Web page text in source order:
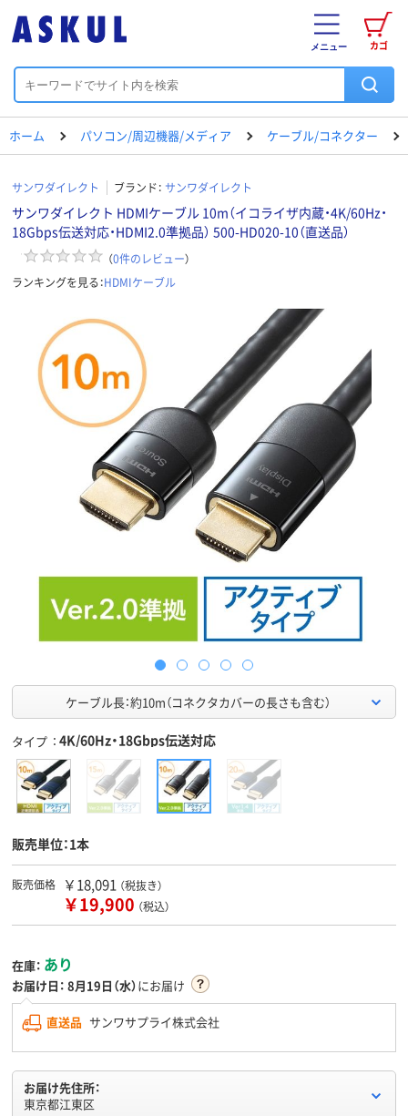
カゴ
メニュー
ホーム パソコン/周辺機器/メディア ケーブル/コネクター
サンワダイレクト ブランド： サンワダイレクト
サンワダイレクト HDMIケーブル 10m（イコライザ内蔵・4K/60Hz・
18Gbps伝送対応・HDMI2.0準拠品） 500-HD020-10（直送品）
（0件のレビュー）
ランキングを見る：HDMIケーブル
ケーブル長：約10m（コネクタカバーの長さも含む）
タイプ 4K/60Hz・18Gbps伝送対応
販売単位：1本
販売価格 ￥18,091 （税抜き）
￥19,900 （税込）
在庫： あり
お届け日： 8月19日（水）にお届け
直送品 サンワサプライ株式会社
お届け先住所：
東京都江東区